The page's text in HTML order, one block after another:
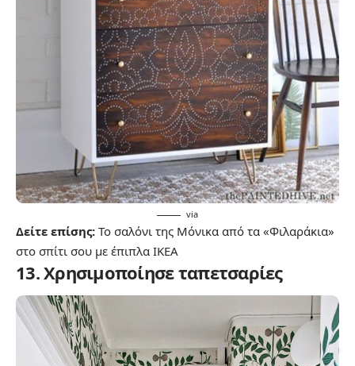
via
Δείτε επίσης: Το σαλόνι της Μόνικα από τα «Φιλαράκια»
στο σπίτι σου με έπιπλα ΙΚΕΑ
13. Χρησιμοποίησε ταπετσαρίες